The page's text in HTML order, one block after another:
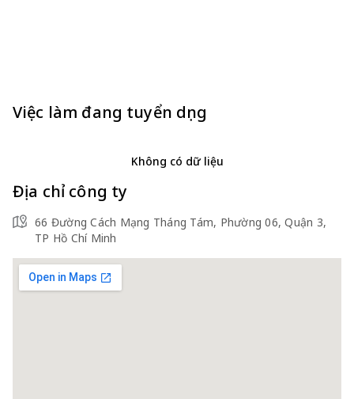
Việc làm đang tuyển dụng
Không có dữ liệu
Địa chỉ công ty
66 Đường Cách Mạng Tháng Tám, Phường 06, Quận 3,
TP Hồ Chí Minh